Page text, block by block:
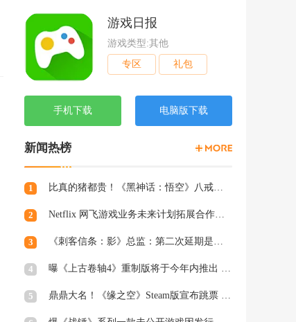
游戏日报
游戏类型:其他
专区
礼包
手机下载 电脑版下载
新闻热榜
1 比真的猪都贵！《黑神话：悟空》八戒手办开订：根根分明的猪毛
2 Netflix 网飞游戏业务未来计划拓展合作和家庭类游戏
3 《刺客信条：影》总监：第二次延期是因为屋顶太复杂
4 曝《上古卷轴4》重制版将于今年内推出 虚幻5加持
5 鼎鼎大名！《缘之空》Steam版宣布跳票 将延期至2月28日发售